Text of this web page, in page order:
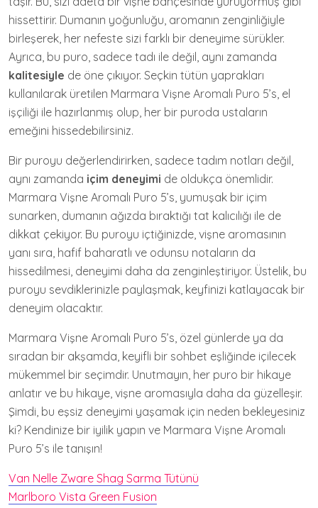
hissettirir. Dumanın yoğunluğu, aromanın zenginliğiyle
birleşerek, her nefeste sizi farklı bir deneyime sürükler.
Ayrıca, bu puro, sadece tadı ile değil, aynı zamanda
kalitesiyle de öne çıkıyor. Seçkin tütün yaprakları
kullanılarak üretilen Marmara Vişne Aromalı Puro 5’s, el
işçiliği ile hazırlanmış olup, her bir puroda ustaların
emeğini hissedebilirsiniz.
Bir puroyu değerlendirirken, sadece tadım notları değil,
aynı zamanda içim deneyimi de oldukça önemlidir.
Marmara Vişne Aromalı Puro 5’s, yumuşak bir içim
sunarken, dumanın ağızda bıraktığı tat kalıcılığı ile de
dikkat çekiyor. Bu puroyu içtiğinizde, vişne aromasının
yanı sıra, hafif baharatlı ve odunsu notaların da
hissedilmesi, deneyimi daha da zenginleştiriyor. Üstelik, bu
puroyu sevdiklerinizle paylaşmak, keyfinizi katlayacak bir
deneyim olacaktır.
Marmara Vişne Aromalı Puro 5’s, özel günlerde ya da
sıradan bir akşamda, keyifli bir sohbet eşliğinde içilecek
mükemmel bir seçimdir. Unutmayın, her puro bir hikaye
anlatır ve bu hikaye, vişne aromasıyla daha da güzelleşir.
Şimdi, bu eşsiz deneyimi yaşamak için neden bekleyesiniz
ki? Kendinize bir iyilik yapın ve Marmara Vişne Aromalı
Puro 5’s ile tanışın!
Van Nelle Zware Shag Sarma Tütünü
Marlboro Vista Green Fusion